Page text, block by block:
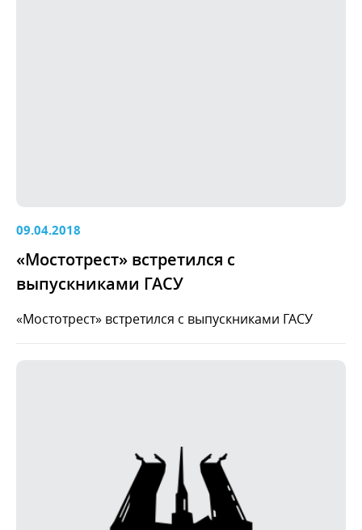
09.04.2018
«Мостотрест» встретился с
выпускниками ГАСУ
«Мостотрест» встретился с выпускниками ГАСУ